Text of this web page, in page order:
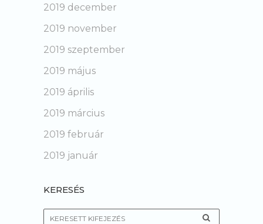
2019 december
2019 november
2019 szeptember
2019 május
2019 április
2019 március
2019 február
2019 január
KERESÉS